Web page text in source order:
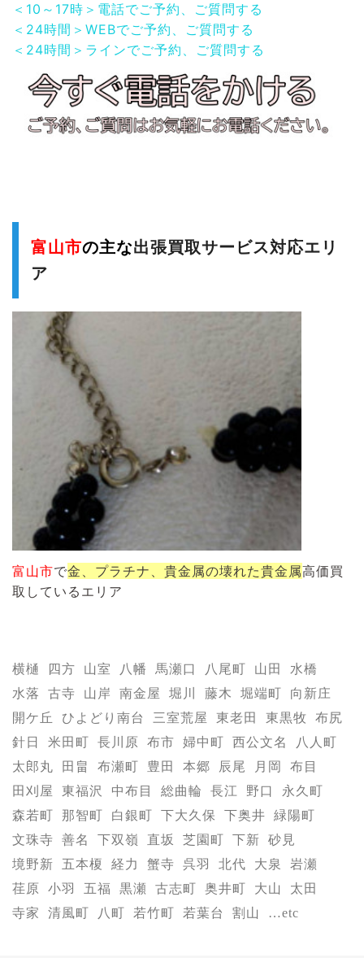
＜10～17時＞電話でご予約、ご質問する
＜24時間＞WEBでご予約、ご質問する
＜24時間＞ラインでご予約、ご質問する
富山市の主な出張買取サービス対応エリ
ア
富山市で金、プラチナ、貴金属の壊れた貴金属高価買
取しているエリア
横樋 四方 山室 八幡 馬瀬口 八尾町 山田
水橋
水落
古寺 山岸 南金屋 堀川 藤木 堀端町
向新庄
開ケ丘
ひよどり南台 三室荒屋 東老田 東黒牧
布尻
針日
米田町 長川原 布市 婦中町 西公文名
八人町
太郎丸
田畠 布瀬町 豊田 本郷 辰尾 月岡
布目
田刈屋
東福沢 中布目 総曲輪 長江 野口
永久町
森若町
那智町 白銀町 下大久保 下奥井
緑陽町
文珠寺
善名 下双嶺 直坂 芝園町 下新
砂見
境野新
五本榎 経力 蟹寺 呉羽 北代 大泉
岩瀬
荏原
小羽 五福 黒瀬 古志町 奥井町 大山
太田
寺家
清風町 八町 若竹町 若葉台 割山 …etc